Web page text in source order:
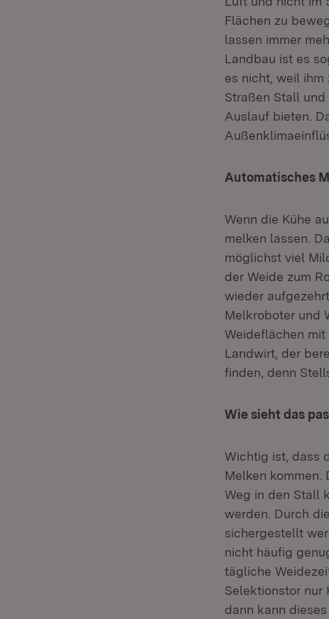
Flächen zu
lassen immer
Landbau ist es
es nicht, weil
Straßen Stall
Auslauf bieten.
Automatisches
Wenn die Kühe
melken lassen.
möglichst viel
der Weide zum
wieder
Melkroboter und
Weideflächen
Landwirt, der
finden, denn
Wie sieht das
Wichtig ist, dass
Melken
Weg in den Stall
werden. Durch
sichergestellt
nicht häufig
tägliche
Selektionstor nur
dann kann